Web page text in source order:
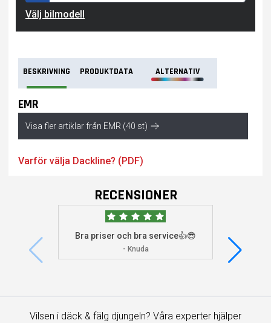
Välj bilmodell
BESKRIVNING PRODUKTDATA ALTERNATIV
EMR
Visa fler artiklar från EMR (40 st)
Varför välja Dackline? (PDF)
RECENSIONER
Bra priser och bra service👍😎
- Knuda
Vilsen i däck & fälg djungeln? Våra experter hjälper